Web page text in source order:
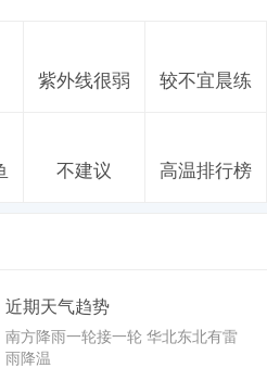
紫外线很弱 较不宜晨练
不建议 高温排行榜
近期天气趋势
南方降雨一轮接一轮 华北东北有雷
雨降温